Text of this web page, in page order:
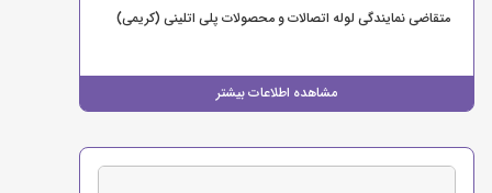
مشاهده اطلاعات بیشتر
متقاضی نمایندگی لوله اتصالات و محصولات پلی اتلینی (کریمی)